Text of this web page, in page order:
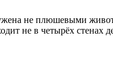
не плюшевыми
не в четырёх стенах